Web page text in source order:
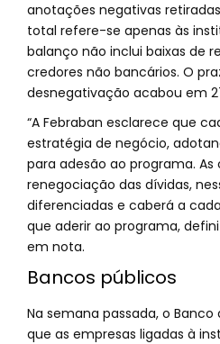
anotações negativas
total refere-se apenas às
balanço não inclui baixas de
credores não bancários. O
desnegativação acabou em
“A Febraban esclarece que
estratégia de negócio,
para adesão ao programa. As
renegociação das dívidas,
diferenciadas e caberá a
que aderir ao programa,
em nota.
Bancos públicos
Na semana passada, o Banco
que as empresas ligadas à